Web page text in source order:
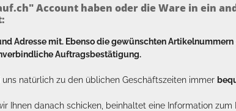
Account haben oder die Ware in ein
Adresse mit. Ebenso die gewünschten Artikelnummern
Auftragsbestätigung.
uns natürlich zu den üblichen Geschäftszeiten immer
Ihnen danach schicken, beinhaltet eine Information